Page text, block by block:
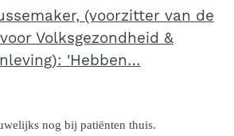
(voorzitter van de
Volksgezondheid &
'Hebben…
nog bij patiënten thuis.